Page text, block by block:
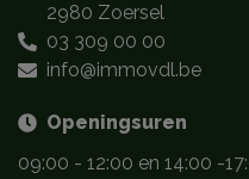
2980 Zoersel
03 309 00 00
info@immovdl.be
Openingsuren
09:00 - 12:00 en 14:00 -